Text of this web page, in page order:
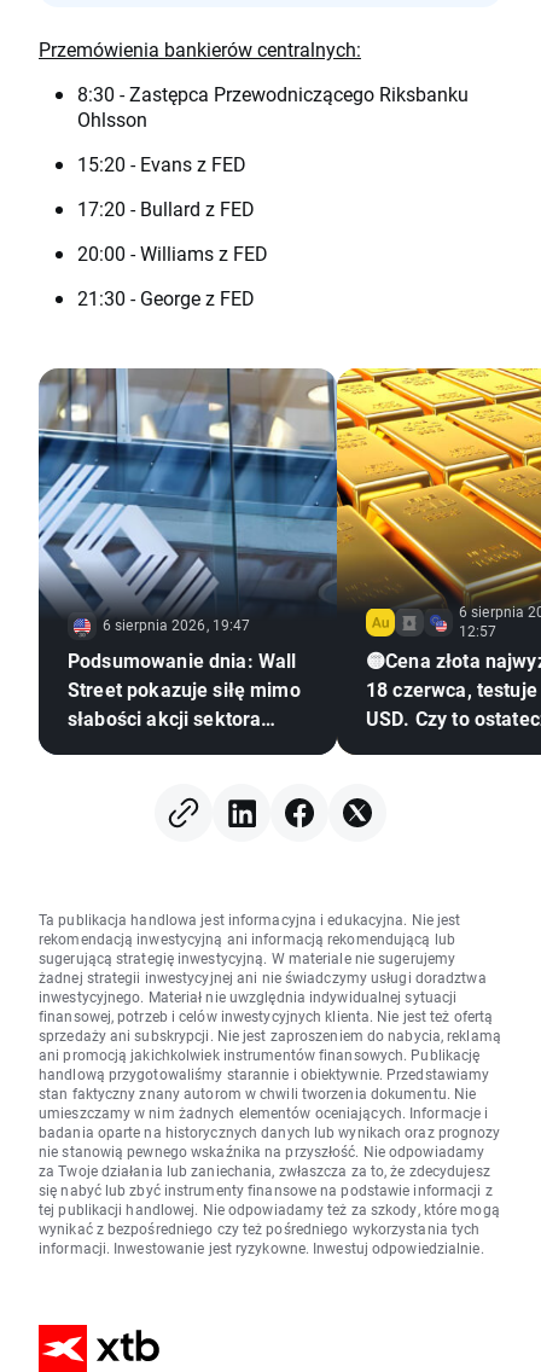
Przemówienia bankierów centralnych:
8:30 - Zastępca Przewodniczącego Riksbanku
Ohlsson
15:20 - Evans z FED
17:20 - Bullard z FED
20:00 - Williams z FED
21:30 - George z FED
6 sierpnia 2026, 19:47
Podsumowanie dnia: Wall
Street pokazuje siłę mimo
słabości akcji sektora
6 sierpnia
12:57
🟡Cena złota
18 czerwca,
USD. Czy to
Ta publikacja handlowa jest informacyjna i edukacyjna. Nie jest
rekomendacją inwestycyjną ani informacją rekomendującą lub
sugerującą strategię inwestycyjną. W materiale nie sugerujemy
żadnej strategii inwestycyjnej ani nie świadczymy usługi doradztwa
inwestycyjnego. Materiał nie uwzględnia indywidualnej sytuacji
finansowej, potrzeb i celów inwestycyjnych klienta. Nie jest też ofertą
sprzedaży ani subskrypcji. Nie jest zaproszeniem do nabycia, reklamą
ani promocją jakichkolwiek instrumentów finansowych. Publikację
handlową przygotowaliśmy starannie i obiektywnie. Przedstawiamy
stan faktyczny znany autorom w chwili tworzenia dokumentu. Nie
umieszczamy w nim żadnych elementów oceniających. Informacje i
badania oparte na historycznych danych lub wynikach oraz prognozy
nie stanowią pewnego wskaźnika na przyszłość. Nie odpowiadamy
za Twoje działania lub zaniechania, zwłaszcza za to, że zdecydujesz
się nabyć lub zbyć instrumenty finansowe na podstawie informacji z
tej publikacji handlowej. Nie odpowiadamy też za szkody, które mogą
wynikać z bezpośredniego czy też pośredniego wykorzystania tych
informacji. Inwestowanie jest ryzykowne. Inwestuj odpowiedzialnie.